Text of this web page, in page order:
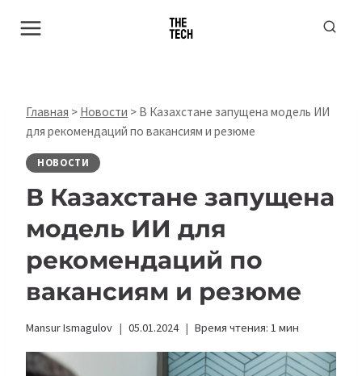
Главная > Новости > В Казахстане запущена модель ИИ
для рекомендаций по вакансиям и резюме
НОВОСТИ
В Казахстане запущена
модель ИИ для
рекомендаций по
вакансиям и резюме
Mansur Ismagulov 05.01.2024 Время чтения: 1 мин